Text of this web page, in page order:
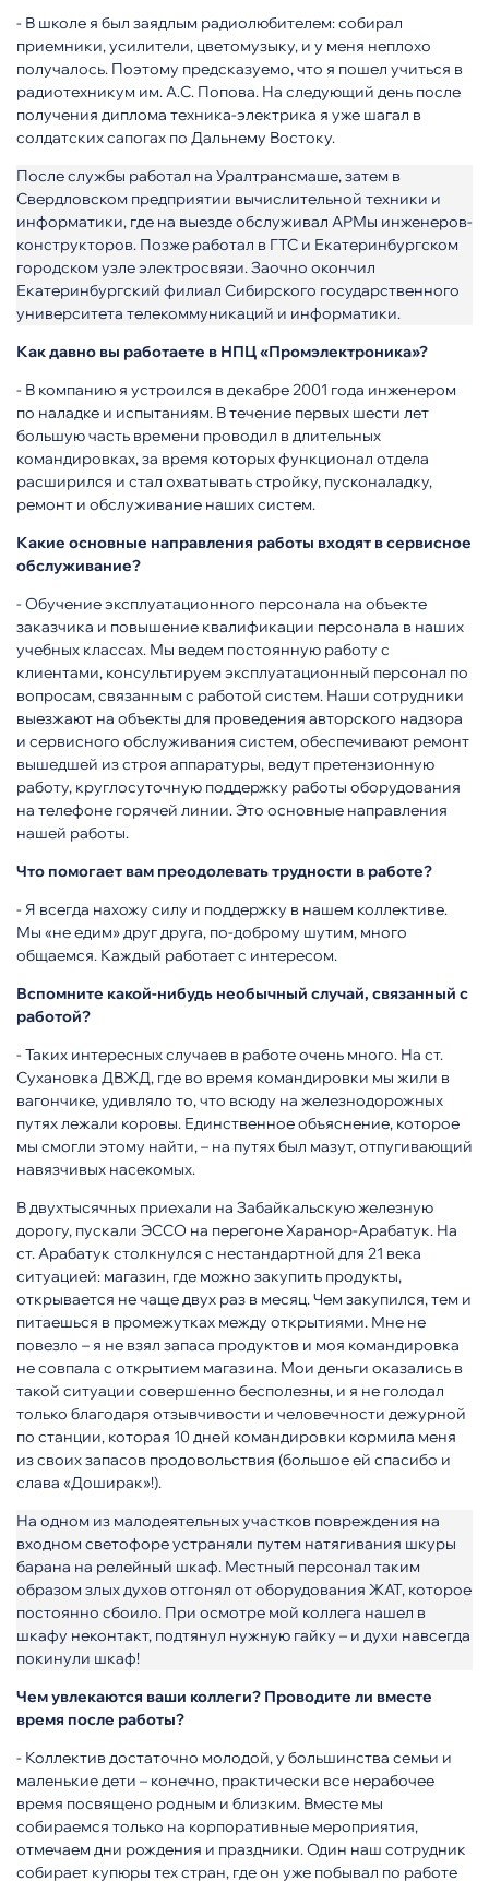
- В школе я был заядлым радиолюбителем: собирал
приемники, усилители, цветомузыку, и у меня неплохо
получалось. Поэтому предсказуемо, что я пошел учиться в
радиотехникум им. А.С. Попова. На следующий день после
получения диплома техника-электрика я уже шагал в
солдатских сапогах по Дальнему Востоку.
После службы работал на Уралтрансмаше, затем в
Свердловском предприятии вычислительной техники и
информатики, где на выезде обслуживал АРМы инженеров-
конструкторов. Позже работал в ГТС и Екатеринбургском
городском узле электросвязи. Заочно окончил
Екатеринбургский филиал Сибирского государственного
университета телекоммуникаций и информатики.
Как давно вы работаете в НПЦ «Промэлектроника»?
- В компанию я устроился в декабре 2001 года инженером
по наладке и испытаниям. В течение первых шести лет
большую часть времени проводил в длительных
командировках, за время которых функционал отдела
расширился и стал охватывать стройку, пусконаладку,
ремонт и обслуживание наших систем.
Какие основные направления работы входят в сервисное
обслуживание?
- Обучение эксплуатационного персонала на объекте
заказчика и повышение квалификации персонала в наших
учебных классах. Мы ведем постоянную работу с
клиентами, консультируем эксплуатационный персонал по
вопросам, связанным с работой систем. Наши сотрудники
выезжают на объекты для проведения авторского надзора
и сервисного обслуживания систем, обеспечивают ремонт
вышедшей из строя аппаратуры, ведут претензионную
работу, круглосуточную поддержку работы оборудования
на телефоне горячей линии. Это основные направления
нашей работы.
Что помогает вам преодолевать трудности в работе?
- Я всегда нахожу силу и поддержку в нашем коллективе.
Мы «не едим» друг друга, по-доброму шутим, много
общаемся. Каждый работает с интересом.
Вспомните какой-нибудь необычный случай, связанный с
работой?
- Таких интересных случаев в работе очень много. На ст.
Сухановка ДВЖД, где во время командировки мы жили в
вагончике, удивляло то, что всюду на железнодорожных
путях лежали коровы. Единственное объяснение, которое
мы смогли этому найти, – на путях был мазут, отпугивающий
навязчивых насекомых.
В двухтысячных приехали на Забайкальскую железную
дорогу, пускали ЭССО на перегоне Харанор-Арабатук. На
ст. Арабатук столкнулся с нестандартной для 21 века
ситуацией: магазин, где можно закупить продукты,
открывается не чаще двух раз в месяц. Чем закупился, тем и
питаешься в промежутках между открытиями. Мне не
повезло – я не взял запаса продуктов и моя командировка
не совпала с открытием магазина. Мои деньги оказались в
такой ситуации совершенно бесполезны, и я не голодал
только благодаря отзывчивости и человечности дежурной
по станции, которая 10 дней командировки кормила меня
из своих запасов продовольствия (большое ей спасибо и
слава «Доширак»!).
На одном из малодеятельных участков повреждения на
входном светофоре устраняли путем натягивания шкуры
барана на релейный шкаф. Местный персонал таким
образом злых духов отгонял от оборудования ЖАТ, которое
постоянно сбоило. При осмотре мой коллега нашел в
шкафу неконтакт, подтянул нужную гайку – и духи навсегда
покинули шкаф!
Чем увлекаются ваши коллеги? Проводите ли вместе
время после работы?
- Коллектив достаточно молодой, у большинства семьи и
маленькие дети – конечно, практически все нерабочее
время посвящено родным и близким. Вместе мы
собираемся только на корпоративные мероприятия,
отмечаем дни рождения и праздники. Один наш сотрудник
собирает купюры тех стран, где он уже побывал по работе